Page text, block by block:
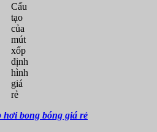
Cấu
tạo
của
mút
xốp
định
hình
giá
rẻ
hơi bong bóng giá rẻ